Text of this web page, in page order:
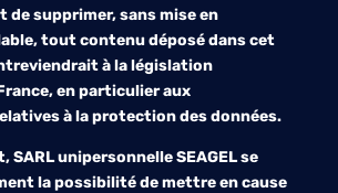
de supprimer, sans mise en
tout contenu déposé dans cet
à la législation
en particulier aux
à la protection des données.
SARL unipersonnelle SEAGELse
la possibilité de mettre en cause